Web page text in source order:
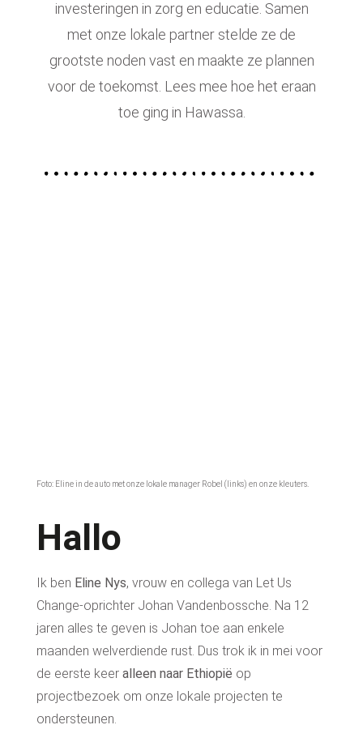
investeringen in zorg en educatie. Samen
met onze lokale partner stelde ze de
grootste noden vast en maakte ze plannen
voor de toekomst. Lees mee hoe het eraan
toe ging in Hawassa.
Foto: Eline in de auto met onze lokale manager Robel (links) en onze kleuters.
Hallo
Ik ben Eline Nys, vrouw en collega van Let Us
Change-oprichter Johan Vandenbossche. Na 12
jaren alles te geven is Johan toe aan enkele
maanden welverdiende rust. Dus trok ik in mei voor
de eerste keer alleen naar Ethiopië op
projectbezoek om onze lokale projecten te
ondersteunen.